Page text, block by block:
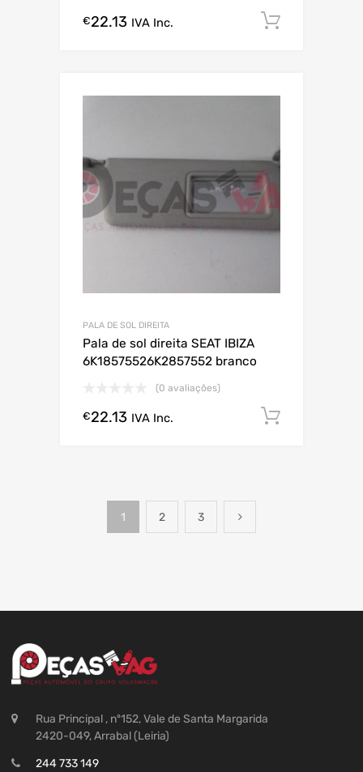
€22.13 IVA Inc.
PALA DE SOL DIREITA
Pala de sol direita SEAT IBIZA
6K18575526K2857552 branco
(0 avaliações)
€22.13 IVA Inc.
1 2 3
Rua Principal , nº152, Vale de Santa Margarida
2420-049, Arrabal (Leiria)
244 733 149